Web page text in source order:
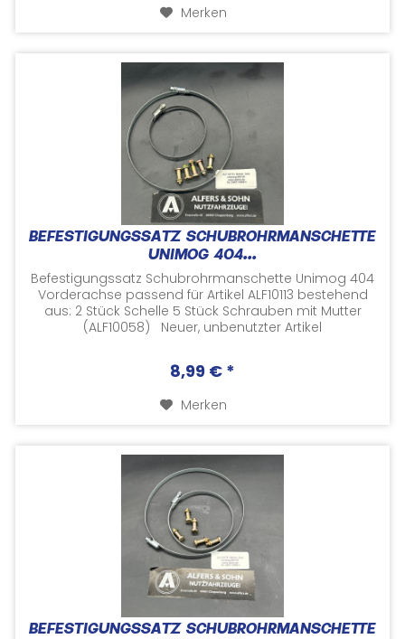
Merken
BEFESTIGUNGSSATZ SCHUBROHRMANSCHETTE
UNIMOG 404...
Befestigungssatz Schubrohrmanschette Unimog 404
Vorderachse passend für Artikel ALF10113 bestehend
aus: 2 Stück Schelle 5 Stück Schrauben mit Mutter
(ALF10058) Neuer, unbenutzter Artikel
8,99 € *
Merken
BEFESTIGUNGSSATZ SCHUBROHRMANSCHETTE